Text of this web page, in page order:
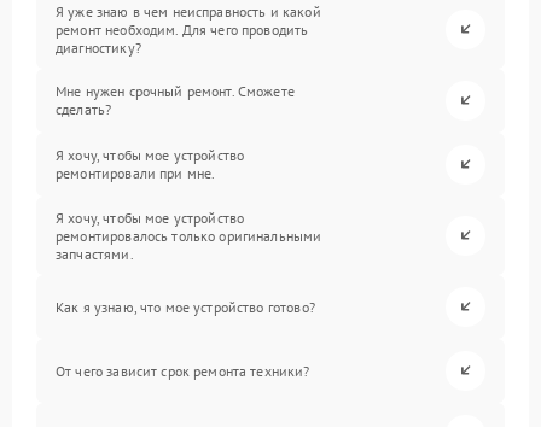
Я уже знаю в чем неисправность и какой
ремонт необходим. Для чего проводить
диагностику?
Мне нужен срочный ремонт. Сможете
сделать?
Я хочу, чтобы мое устройство
ремонтировали при мне.
Я хочу, чтобы мое устройство
ремонтировалось только оригинальными
запчастями.
Как я узнаю, что мое устройство готово?
От чего зависит срок ремонта техники?